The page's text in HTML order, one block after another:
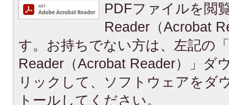
PDFファイルを閲
Reader（Acrobat
す。お持ちでない方は、左記の
Reader（Acrobat Reader）」ダ
リックして、ソフトウェアをダ
トールしてください。